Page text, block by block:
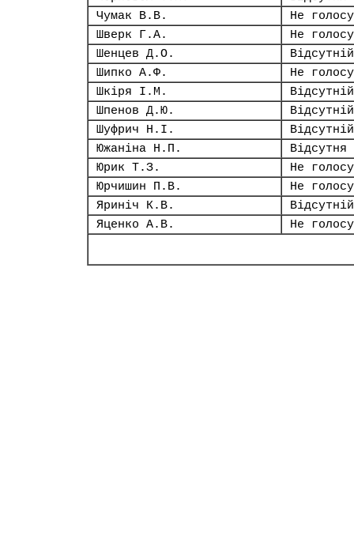
Чумак В.В.
Не
Шверк Г.А.
Не
Шенцев Д.О.
Відсутній
Шипко А.Ф.
Не
Шкіря І.М.
Відсутній
Шпенов Д.Ю.
Відсутній
Шуфрич Н.І.
Відсутній
Южаніна Н.П.
Відсутня
Юрик Т.З.
Не
Юрчишин П.В.
Не
Яриніч К.В.
Відсутній
Яценко А.В.
Не